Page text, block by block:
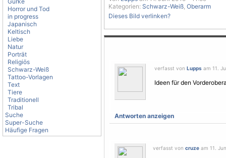
Horror und Tod
in progress
Japanisch
Keltisch
Liebe
Natur
Porträt
Religiös
Schwarz-Weiß
Tattoo-Vorlagen
Text
Tiere
Traditionell
Tribal
Suche
Super-Suche
Häufige Fragen
Kategorien: Schwarz-Weiß, Oberarm
Dieses Bild verlinken?
verfasst von Lupps am 11.
Ideen für den
Antworten anzeigen
verfasst von cruze am 11.